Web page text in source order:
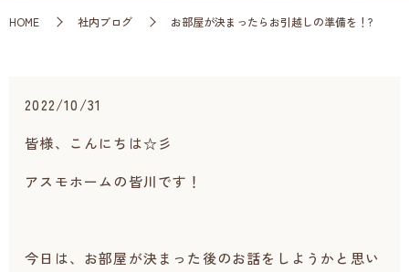
HOME 社内ブログ お部屋が決まったらお引越しの準備を！?
2022/10/31
皆様、こんにちは☆彡
アスモホームの皆川です！
今日は、お部屋が決まった後のお話をしようかと思い